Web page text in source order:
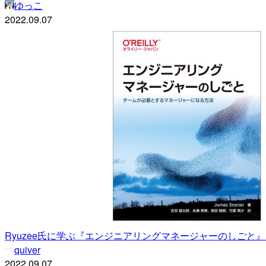
ゆっこ
2022.09.07
Ryuzee氏に学ぶ『エンジニアリングマネージャーのしごと
quiver